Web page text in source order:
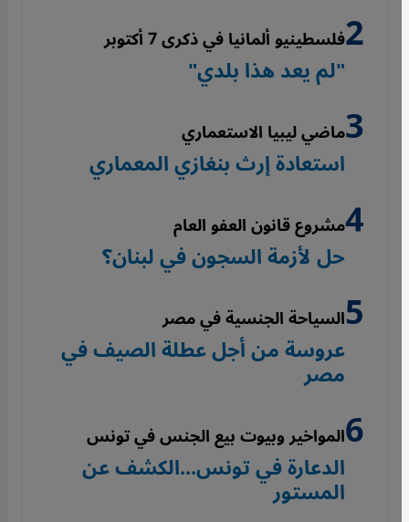
فلسطينيو ألمانيا في ذكرى 7 أكتوبر
"لم يعد هذا بلدي"
ماضي ليبيا الاستعماري
استعادة إرث بنغازي المعماري
مشروع قانون العفو العام
حل لأزمة السجون في لبنان؟
السياحة الجنسية في مصر
عروسة من أجل عطلة الصيف في
مصر
المواخير وبيوت بيع الجنس في تونس
الدعارة في تونس...الكشف عن
المستور